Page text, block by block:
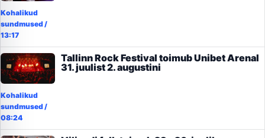
Kohalikud
sundmused/
13:17
Tallinn Rock Festival toimub Unibet Arenal
31. juulist 2. augustini
Kohalikud
sundmused/
08:24